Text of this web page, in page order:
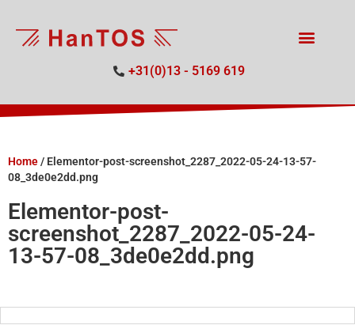
+31(0)13 - 5169 619
Home/ Elementor-post-screenshot_2287_2022-05-24-13-57-
08_3de0e2dd.png
Elementor-post-
screenshot_2287_2022-05-24-
13-57-08_3de0e2dd.png